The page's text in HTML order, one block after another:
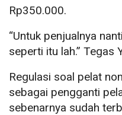
Rp350.000.
“Untuk penjualnya
seperti itu lah.” Tegas
Regulasi soal pelat
sebagai pengganti
sebenarnya sudah